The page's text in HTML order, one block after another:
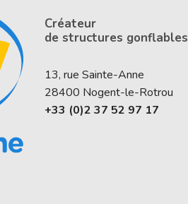
Créateur
de structures gonflables
13, rue Sainte-Anne
28400 Nogent-le-Rotrou
+33 (0)2 37 52 97 17